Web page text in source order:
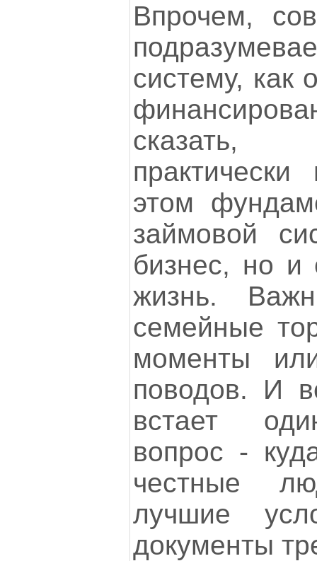
Впрочем,
систему, как
сказать,
этом
займовой
бизнес, но и
жизнь.
семейные
моменты
поводов. И
встает
вопрос -
честные
лучшие
документы